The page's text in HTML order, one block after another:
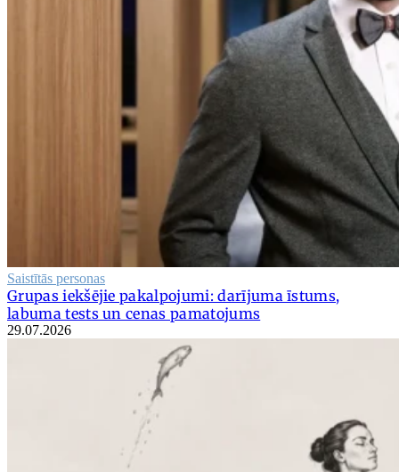
Saistītās personas
Grupas iekšējie pakalpojumi: darījuma īstums,
labuma tests un cenas pamatojums
29.07.2026